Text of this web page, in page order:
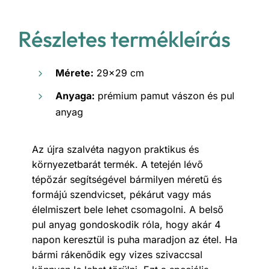
Részletes termékleírás
Mérete: 29×29 cm
Anyaga: prémium pamut vászon és pul
anyag
Az újra szalvéta nagyon praktikus és
környezetbarát termék. A tetején lévő
tépőzár segítségével bármilyen méretű és
formájú szendvicset, pékárut vagy más
élelmiszert bele lehet csomagolni. A belső
pul anyag gondoskodik róla, hogy akár 4
napon keresztül is puha maradjon az étel. Ha
bármi rákenődik egy vizes szivaccsal